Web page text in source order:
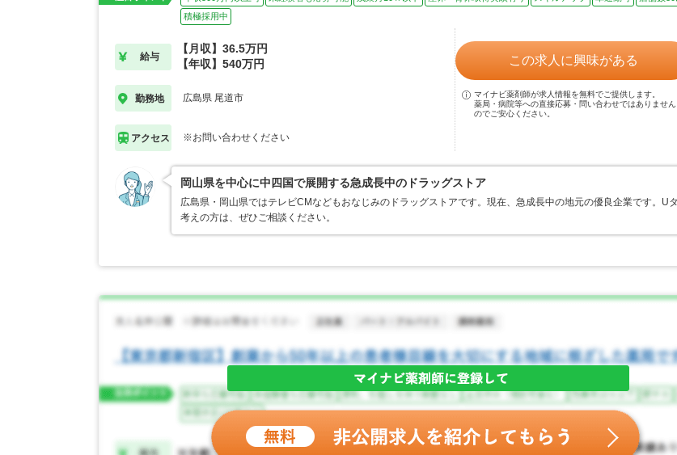
積極採用中
給与
【月収】36.5万円
【年収】540万円
勤務地 広島県 尾道市
アクセス ※お問い合わせください
この求人に興味がある
マイナビ薬剤師が求人情報を無料でご提供します。
薬局・病院等への直接応募・問い合わせではありません
のでご安心ください。
岡山県を中心に中四国で展開する急成長中のドラッグストア
広島県・岡山県ではテレビCMなどもおなじみのドラッグストアです。現在、急成長中の地元の優良企業です。U
考えの方は、ぜひご相談ください。